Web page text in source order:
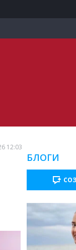
12:03
БЛОГИ